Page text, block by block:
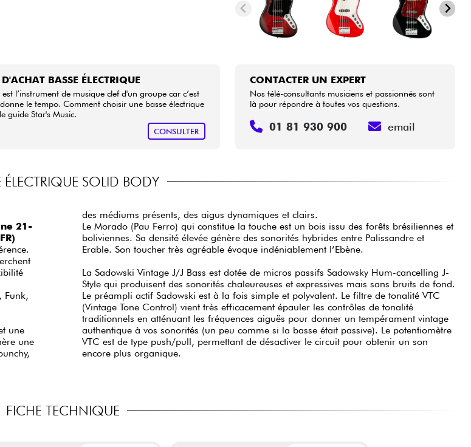
BASSE ÉLECTRIQUE
est l’instrument de musique clef d'un groupe car c’est
le tempo. Comment choisir une basse électrique
guide Star's Music.
CONSULTER
CONTACTER UN EXPERT
Nos télé-consultants musiciens et passionnés sont
là pour répondre à toutes vos questions.
01 81 930 900 email
ÉLECTRIQUE SOLID BODY
21-
Funk,
une
une
des médiums présents, des aigus dynamiques et clairs.
Le Morado (Pau Ferro) qui constitue la touche est un bois issu des forêts brésiliennes et
boliviennes. Sa densité élevée génère des sonorités hybrides entre Palissandre et
Erable. Son toucher très agréable évoque indéniablement l’Ebène.
La Sadowski Vintage J/J Bass est dotée de micros passifs Sadowsky Hum-cancelling J-
Style qui produisent des sonorités chaleureuses et expressives mais sans bruits de fond.
Le préampli actif Sadowski est à la fois simple et polyvalent. Le filtre de tonalité VTC
(Vintage Tone Control) vient très efficacement épauler les contrôles de tonalité
traditionnels en atténuant les fréquences aiguës pour donner un tempérament vintage
authentique à vos sonorités (un peu comme si la basse était passive). Le potentiomètre
VTC est de type push/pull, permettant de désactiver le circuit pour obtenir un son
encore plus organique.
FICHE TECHNIQUE